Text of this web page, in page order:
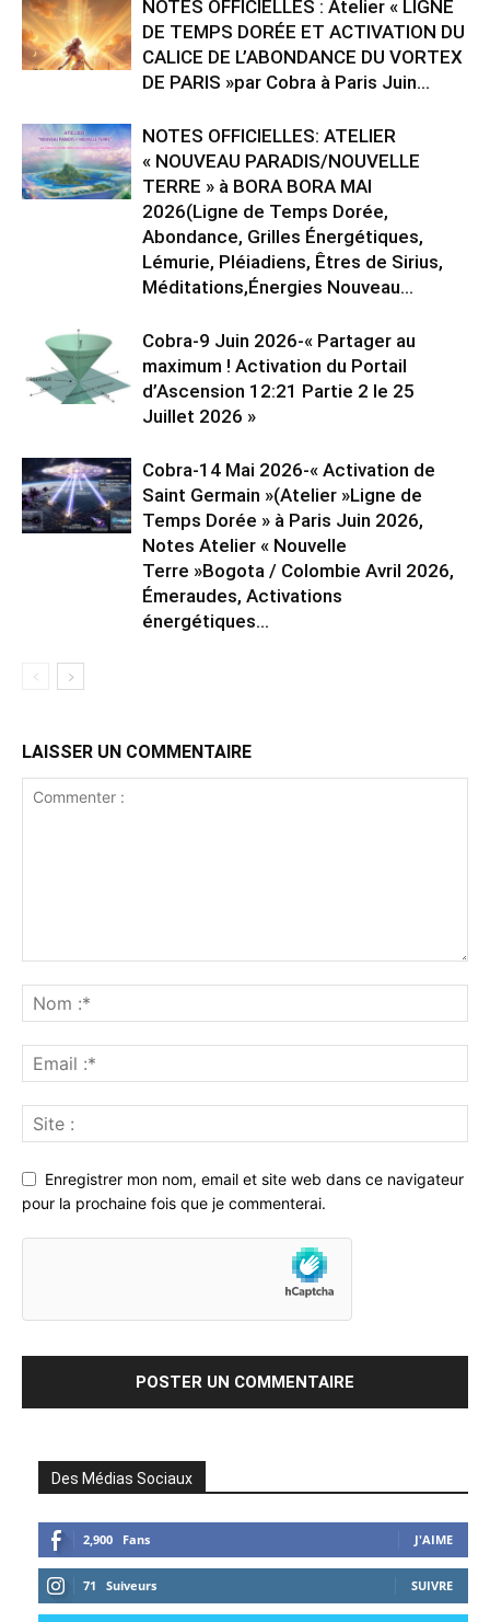
NOTES OFFICIELLES : Atelier « LIGNE
DE TEMPS DORÉE ET ACTIVATION DU
CALICE DE L’ABONDANCE DU VORTEX
DE PARIS »par Cobra à Paris Juin...
NOTES OFFICIELLES: ATELIER
« NOUVEAU PARADIS/NOUVELLE
TERRE » à BORA BORA MAI
2026(Ligne de Temps Dorée,
Abondance, Grilles Énergétiques,
Lémurie, Pléiadiens, Êtres de Sirius,
Méditations,Énergies Nouveau...
Cobra-9 Juin 2026-« Partager au
maximum ! Activation du Portail
d’Ascension 12:21 Partie 2 le 25
Juillet 2026 »
Cobra-14 Mai 2026-« Activation de
Saint Germain »(Atelier »Ligne de
Temps Dorée » à Paris Juin 2026,
Notes Atelier « Nouvelle
Terre »Bogota / Colombie Avril 2026,
Émeraudes, Activations
énergétiques...
LAISSER UN COMMENTAIRE
Enregistrer mon nom, email et site web dans ce navigateur
pour la prochaine fois que je commenterai.
Des Médias Sociaux
2,900 Fans J'AIME
71 Suiveurs SUIVRE